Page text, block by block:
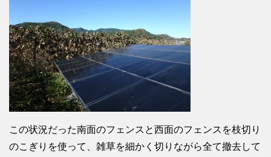
この状況だった南面のフェンスと西面のフェンスを枝切り
のこぎりを使って、雑草を細かく切りながら全て撤去して